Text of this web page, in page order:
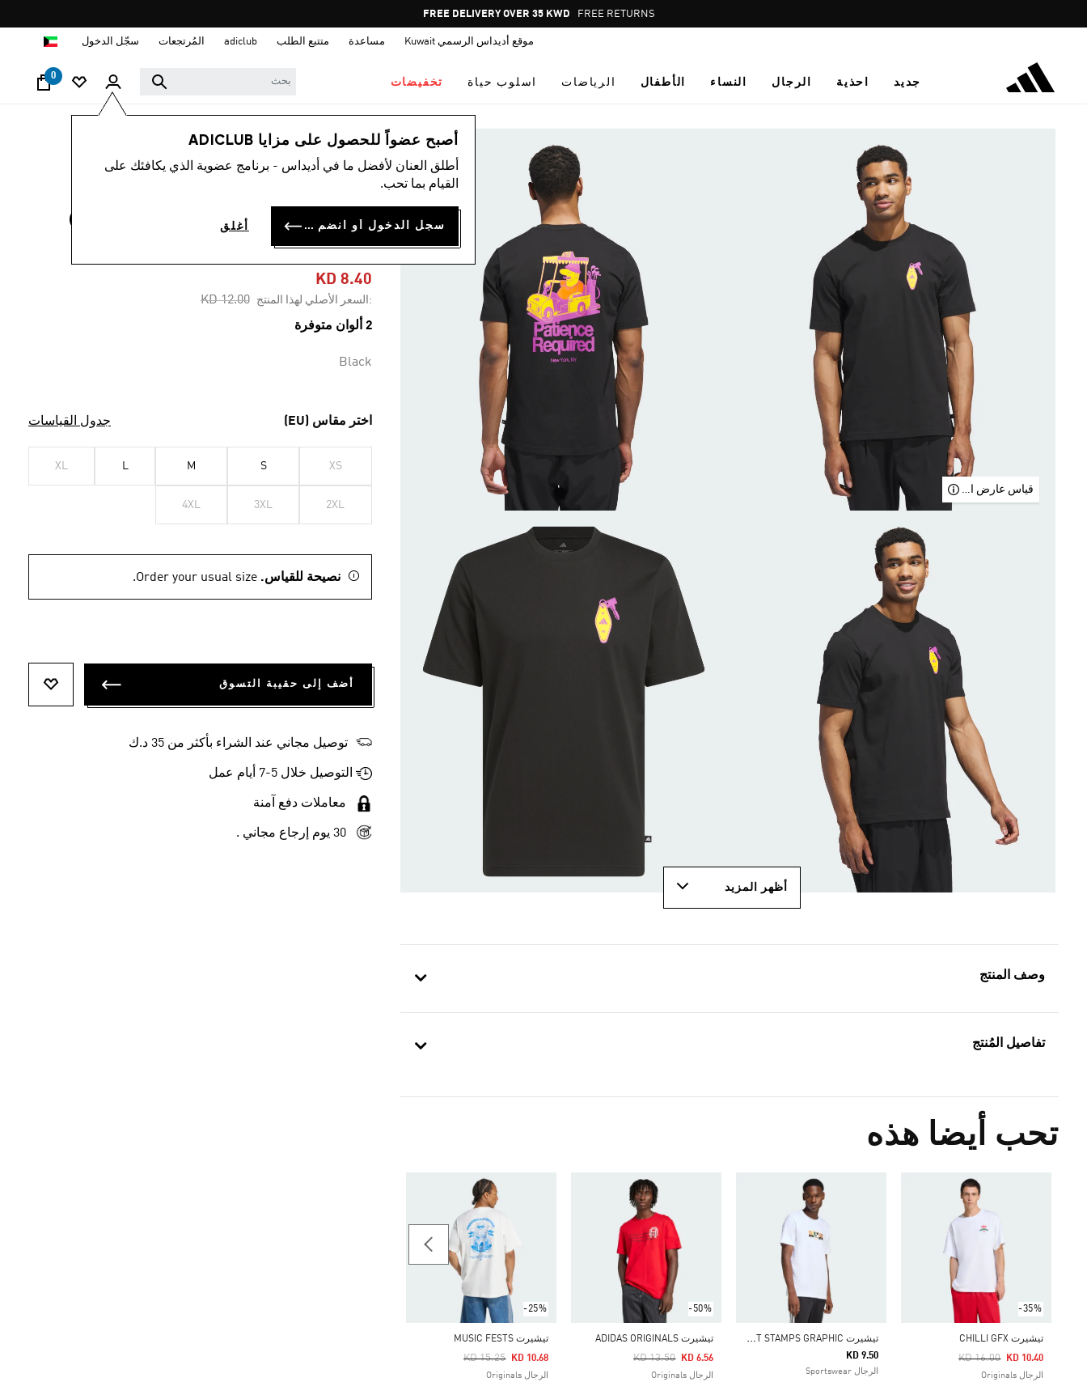
Pause
promotion
FREE DELIVERY OVER 35 KWD FREE RETURNS
موقع أديداس الرسمي Kuwait مساعدة متتبع الطلب adiclub المُرتجعات سجّل الدخول
جديد احذية الرجال النساء الأطفال الرياضات اسلوب حياة تخفيضات
0
أصبح عضواً للحصول على مزايا ADICLUB
أطلق العنان لأفضل ما في أديداس - برنامج عضوية الذي يكافئك على
القيام بما تحب.
سجل الدخول أو انضم الآن أغلق
قياس عارض الأزياء
أظهر المزيد
وصف المنتج
تفاصيل المُنتج
تحب أيضا هذه
-35%
تيشيرت CHILLI GFX
Price Reduced From
KD 16.00
To KD 10.40
الرجال Originals
ت
يشيرت MEMORIES OF SPORT STAMPS GRAPHIC
KD 9.50
الرجال Sportswear
-50%
تيشيرت ADIDAS ORIGINALS
Price Reduced From
KD 13.50
To KD 6.56
الرجال Originals
-25%
تيشيرت MUSIC FESTS
Price Reduced From
KD 15.25
To KD 10.68
الرجال Originals
Price Reduced From
الرجال ملابس
تيشيرت CHIP IN NYC
GRAPHIC
KD 8.40
:السعر الأصلي لهذا المنتج Price reduced from
KD 12.00
to
2 ألوان متوفرة
Black
اختر مقاس (EU) جدول القياسات
XS
S
M
L
XL
2XL
3XL
4XL
نصيحة للقياس.Order your usual size.
أضف إلى حقيبة التسوق
توصيل مجاني عند الشراء بأكثر من 35 د.ك
التوصيل خلال 5-7 أيام عمل
معاملات دفع آمنة
30 يوم إرجاع مجاني .